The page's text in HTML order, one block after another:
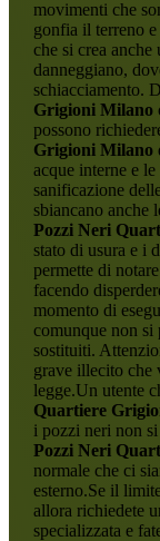
movimenti che
gonfia il terreno
che si crea anche
danneggiano,
schiacciamento.
Grigioni Milano
possono
Grigioni Milano
acque interne e
sanificazione
sbiancano anche
Pozzi Neri
stato di usura e i
permette di
facendo
momento di
comunque non si
sostituiti.
grave illecito che
legge.Un utente
Quartiere
i pozzi neri non
Pozzi Neri
normale che ci
esterno.Se il
allora richiedete
specializzata e